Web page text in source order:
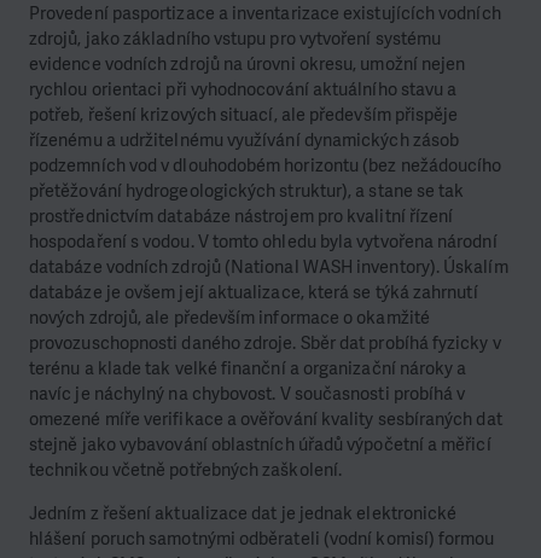
Provedení pasportizace a inventarizace existujících vodních
zdrojů, jako základního vstupu pro vytvoření systému
evidence vodních zdrojů na úrovni okresu, umožní nejen
rychlou orientaci při vyhodnocování aktuálního stavu a
potřeb, řešení krizových situací, ale především přispěje
řízenému a udržitelnému využívání dynamických zásob
podzemních vod v dlouhodobém horizontu (bez nežádoucího
přetěžování hydrogeologických struktur), a stane se tak
prostřednictvím databáze nástrojem pro kvalitní řízení
hospodaření s vodou. V tomto ohledu byla vytvořena národní
databáze vodních zdrojů (National WASH inventory). Úskalím
databáze je ovšem její aktualizace, která se týká zahrnutí
nových zdrojů, ale především informace o okamžité
provozuschopnosti daného zdroje. Sběr dat probíhá fyzicky v
terénu a klade tak velké finanční a organizační nároky a
navíc je náchylný na chybovost. V současnosti probíhá v
omezené míře verifikace a ověřování kvality sesbíraných dat
stejně jako vybavování oblastních úřadů výpočetní a měřicí
technikou včetně potřebných zaškolení.
Jedním z řešení aktualizace dat je jednak elektronické
hlášení poruch samotnými odběrateli (vodní komisí) formou